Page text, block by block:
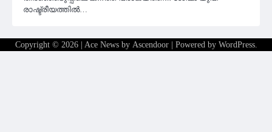
രാഷ്ട്രീയത്തിൽ…
Copyright © 2026 | Ace News by Ascendoor| Powered by WordPress.